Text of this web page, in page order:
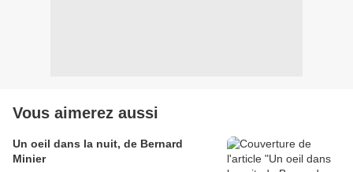
Vous aimerez aussi
Un oeil dans la nuit, de Bernard
Minier